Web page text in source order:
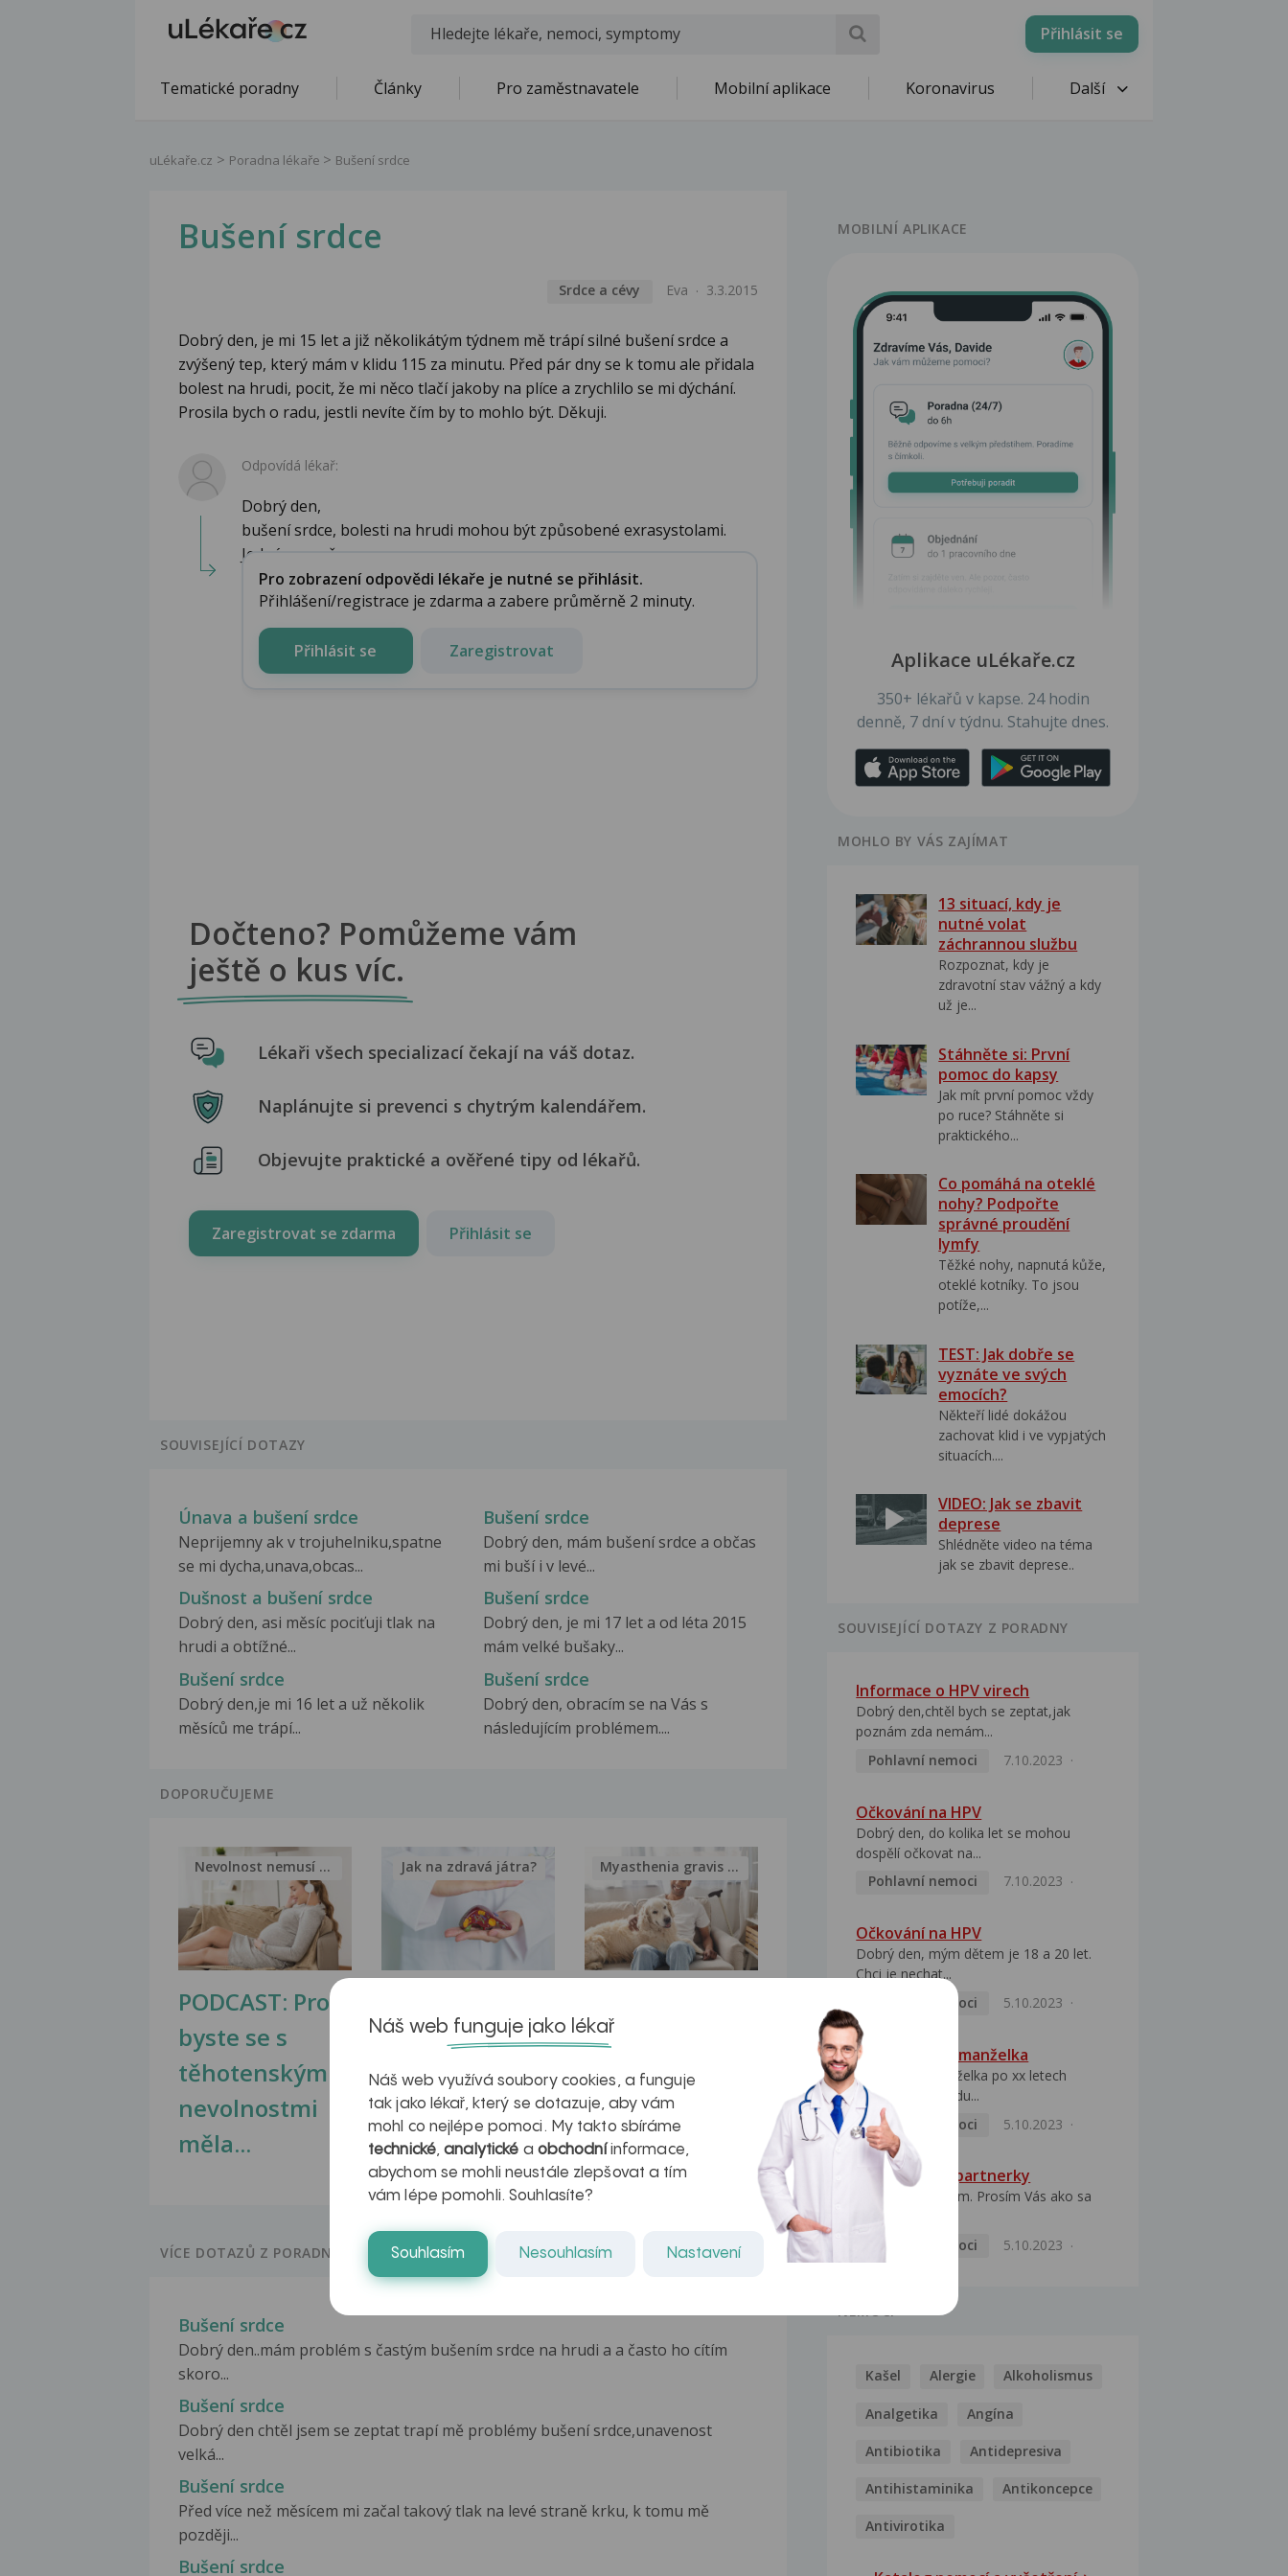
Přihlásit se
Tematické poradny Články Pro zaměstnavatele Mobilní aplikace Koronavirus Další
uLékaře.cz Poradna lékaře Bušení srdce
Bušení srdce
Srdce a cévy Eva 3.3.2015
Dobrý den, je mi 15 let a již několikátým týdnem mě trápí silné bušení srdce a
zvýšený tep, který mám v klidu 115 za minutu. Před pár dny se k tomu ale přidala
bolest na hrudi, pocit, že mi něco tlačí jakoby na plíce a zrychlilo se mi dýchání.
Prosila bych o radu, jestli nevíte čím by to mohlo být. Děkuji.
Odpovídá lékař:
Dobrý den,
bušení srdce, bolesti na hrudi mohou být způsobené exrasystolami.
Jedná se o př...
Pro zobrazení odpovědi lékaře je nutné se přihlásit.
Přihlášení/registrace je zdarma a zabere průměrně 2 minuty.
Přihlásit se Zaregistrovat
Dočteno? Pomůžeme vám
ještě o kus víc.
Lékaři všech specializací čekají na váš dotaz.
Naplánujte si prevenci s chytrým kalendářem.
Objevujte praktické a ověřené tipy od lékařů.
Zaregistrovat se zdarma Přihlásit se
SOUVISEJÍCÍ DOTAZY
Únava a bušení srdce
Neprijemny ak v trojuhelniku,spatne
se mi dycha,unava,obcas...
Bušení srdce
Dobrý den, mám bušení srdce a občas
mi buší i v levé...
Dušnost a bušení srdce
Dobrý den, asi měsíc pociťuji tlak na
hrudi a obtížné...
Bušení srdce
Dobrý den, je mi 17 let a od léta 2015
mám velké bušaky...
Bušení srdce
Dobrý den,je mi 16 let a už několik
měsíců me trápí...
Bušení srdce
Dobrý den, obracím se na Vás s
následujícím problémem....
DOPORUČUJEME
PODCAST: Proč
byste se s
těhotenskými
nevolnostmi
měla...
Nevolnost nemusí být nutnou...
jater v datech a
obrazech
Jak na zdravá játra?
léčba
myastenie –
naděje pro ty,
kteří ji...
Myasthenia gravis – vše, co...
VÍCE DOTAZŮ Z PORADNY
Bušení srdce
Dobrý den..mám problém s častým bušením srdce na hrudi a a často ho cítím
skoro...
Bušení srdce
Dobrý den chtěl jsem se zeptat trapí mě problémy bušení srdce,unavenost
velká...
Bušení srdce
Před více než měsícem mi začal takový tlak na levé straně krku, k tomu mě
později...
Bušení srdce
MOBILNÍ APLIKACE
Aplikace uLékaře.cz
350+ lékařů v kapse. 24 hodin
denně, 7 dní v týdnu. Stahujte dnes.
MOHLO BY VÁS ZAJÍMAT
13 situací, kdy je
nutné volat
záchrannou službu
Rozpoznat, kdy je
zdravotní stav vážný a kdy
už je...
Stáhněte si: První
pomoc do kapsy
Jak mít první pomoc vždy
po ruce? Stáhněte si
praktického...
Co pomáhá na oteklé
nohy? Podpořte
správné proudění
lymfy
Těžké nohy, napnutá kůže,
oteklé kotníky. To jsou
potíže,...
TEST: Jak dobře se
vyznáte ve svých
emocích?
Někteří lidé dokážou
zachovat klid i ve vypjatých
situacích....
VIDEO: Jak se zbavit
deprese
Shlédněte video na téma
jak se zbavit deprese..
SOUVISEJÍCÍ DOTAZY Z PORADNY
Informace o HPV virech
Dobrý den,chtěl bych se zeptat,jak
poznám zda nemám...
Pohlavní nemoci
7.10.2023
Očkování na HPV
Dobrý den, do kolika let se mohou
dospělí očkovat na...
Pohlavní nemoci
7.10.2023
Očkování na HPV
Dobrý den, mým dětem je 18 a 20 let.
Chci je nechat...
Pohlavní nemoci
5.10.2023
HPV pozitivní manželka
Dobrý den, manželka po xx letech
přivezla z Východu...
Pohlavní nemoci
5.10.2023
HPV typ 52 u partnerky
Dobrý deň prajem. Prosím Vás ako sa
Pohlavní nemoci
5.10.2023
NEMOCI
Kašel Alergie Alkoholismus
Analgetika Angína
Antibiotika Antidepresiva
Antihistaminika Antikoncepce
Antivirotika
Náš web funguje jako lékař
Náš web využívá soubory cookies, a funguje
tak jako lékař, který se dotazuje, aby vám
mohl co nejlépe pomoci. My takto sbíráme
technické,analytické a obchodníinformace,
abychom se mohli neustále zlepšovat a tím
vám lépe pomohli. Souhlasíte?
Souhlasím Nesouhlasím Nastavení